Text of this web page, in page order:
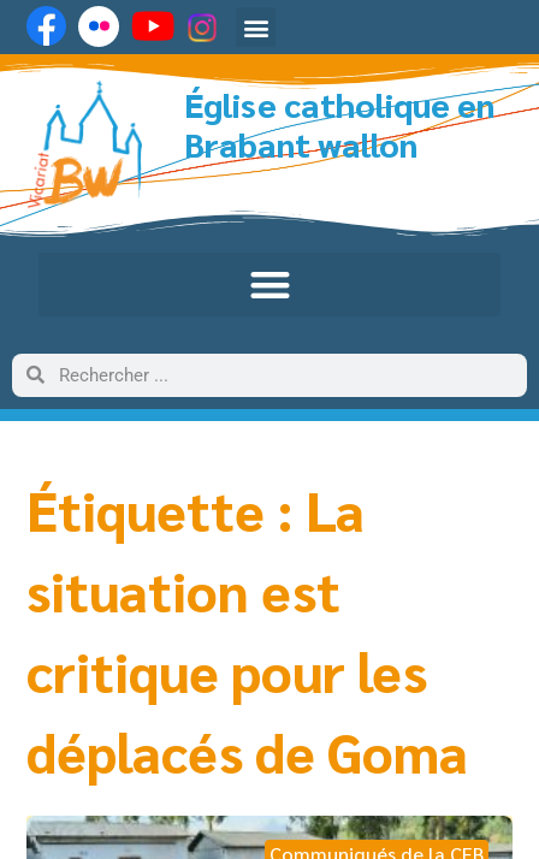
Église catholique en
Brabant wallon
Étiquette : La
situation est
critique pour les
déplacés de Goma
Communiqués de la CEB